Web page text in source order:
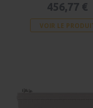
456,77 €
VOIR LE